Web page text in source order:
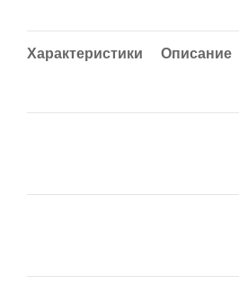
Характеристики Описание